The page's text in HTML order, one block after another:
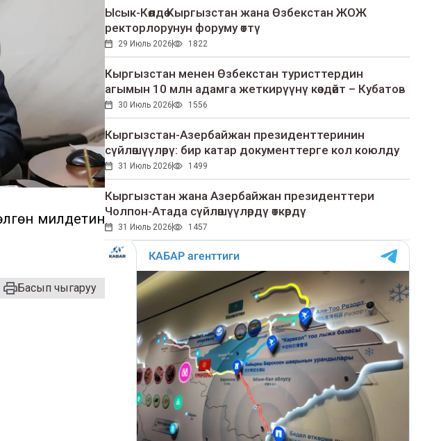
милдетин
Басып чыгаруу
Ысык-Көлдө Кыргызстан жана Өзбекстан ЖОЖ
ректорлорунун форуму өттү
29 Июль 2026 1822
Кыргызстан менен Өзбекстан туристтердин
агымын 10 млн адамга жеткирүүнү көздөйт – Кубатов
30 Июль 2026 1556
Кыргызстан-Азербайжан президенттеринин
сүйлөшүүлөрү: бир катар документтерге кол коюлду
31 Июль 2026 1499
Кыргызстан жана Азербайжан президенттери
Чолпон-Атада сүйлөшүүлөрдү өткөрдү
31 Июль 2026 1457